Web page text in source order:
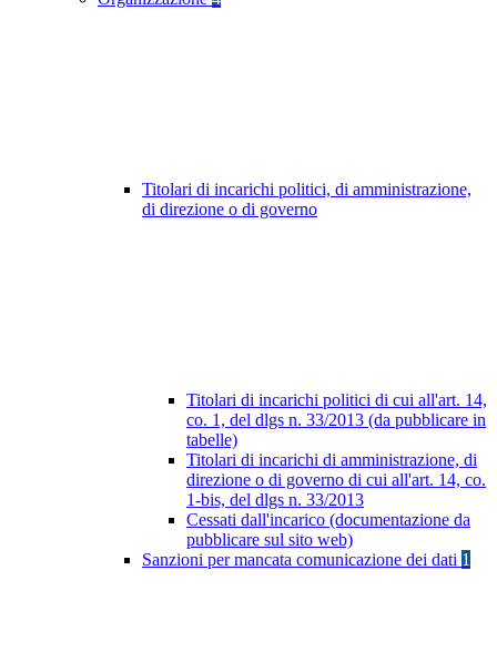
Titolari di incarichi politici, di amministrazione,
di direzione o di governo
Titolari di incarichi politici di cui all'art. 14,
co. 1, del dlgs n. 33/2013 (da pubblicare in
tabelle)
Titolari di incarichi di amministrazione, di
direzione o di governo di cui all'art. 14, co.
1-bis, del dlgs n. 33/2013
Cessati dall'incarico (documentazione da
pubblicare sul sito web)
Sanzioni per mancata comunicazione dei dati 1